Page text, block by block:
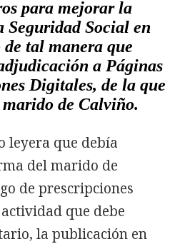
para mejorar la
Seguridad Social en
de tal manera que
a Páginas
Digitales, de la que
de Calviño.
leyera que debía
del marido de
de prescripciones
que debe
la publicación en